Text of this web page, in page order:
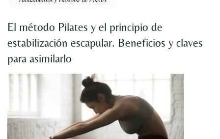
El método Pilates y el principio de
estabilización escapular. Beneficios y claves
para asimilarlo